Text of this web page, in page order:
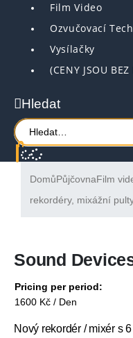
Film Video
Ozvučovací
Vysílačky
(CENY JSOU BEZ
Hledat
DomůPůjčovnaFilm
rekordéry, mixážní
Sound
Pricing per period:
1600 Kč / Den
Nový rekordér / mixér s